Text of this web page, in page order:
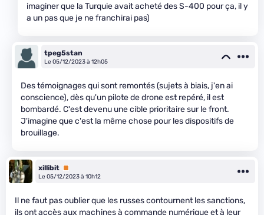
imaginer que la Turquie avait acheté des S-400 pour ça, il y
a un pas que je ne franchirai pas)
tpeg5stan
Le 05/12/2023 à 12h05
Des témoignages qui sont remontés (sujets à biais, j'en ai
conscience), dès qu'un pilote de drone est repéré, il est
bombardé. C'est devenu une cible prioritaire sur le front.
J'imagine que c'est la même chose pour les dispositifs de
brouillage.
xillibit Premium
Le 05/12/2023 à 10h12
Il ne faut pas oublier que les russes contournent les sanctions,
ils ont accès aux machines à commande numérique et à leur